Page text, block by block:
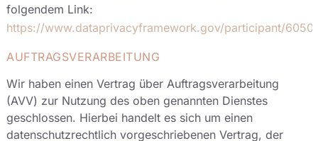
folgendem Link:
https://www.dataprivacyframework.gov/participant/6050
AUFTRAGSVERARBEITUNG
Wir haben einen Vertrag über Auftragsverarbeitung
(AVV) zur Nutzung des oben genannten Dienstes
geschlossen. Hierbei handelt es sich um einen
datenschutzrechtlich vorgeschriebenen Vertrag, der